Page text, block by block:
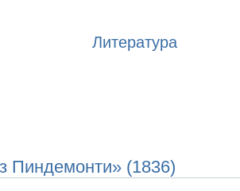
Литература
Пиндемонти» (1836)